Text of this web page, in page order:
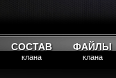
СОСТАВ
клана
ФАЙЛЫ
клана